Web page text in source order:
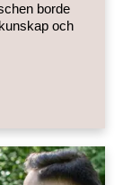
borde
och